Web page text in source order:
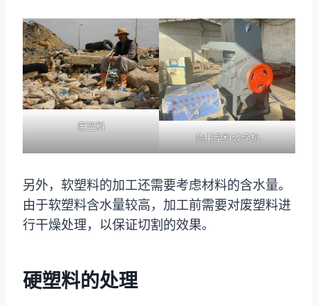
废塑料
商用塑料破碎机
另外，软塑料的加工还需要考虑材料的含水量。
由于软塑料含水量较高，加工前需要对废塑料进
行干燥处理，以保证切割的效果。
硬塑料的处理